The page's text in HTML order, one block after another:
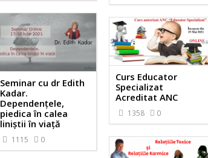
Seminar cu dr Edith
Kadar.
Dependențele,
piedica în calea
liniștii în viață
1115 0
Curs Educator
Specializat
Acreditat ANC
1358 0